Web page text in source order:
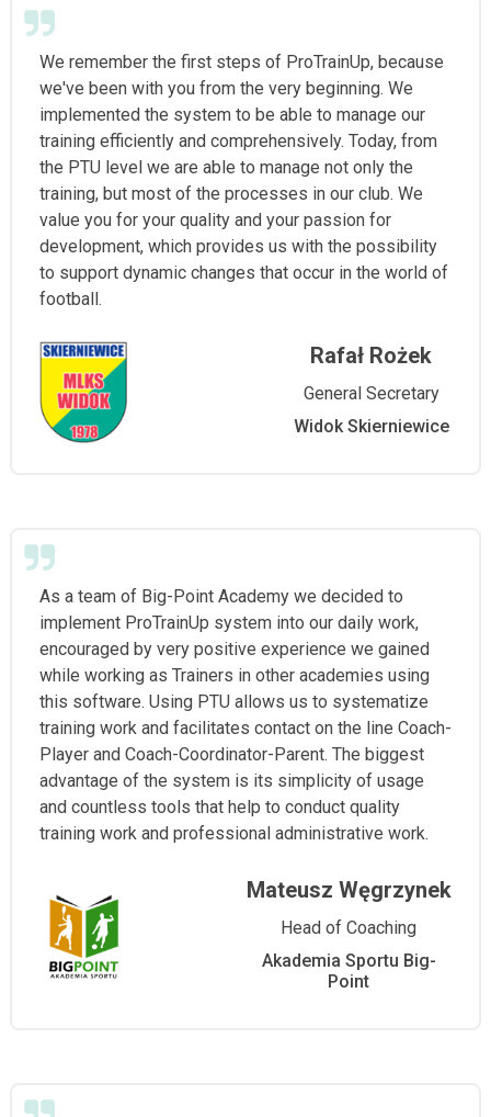
We remember the first steps of ProTrainUp, because
we've been with you from the very beginning. We
implemented the system to be able to manage our
training efficiently and comprehensively. Today, from
the PTU level we are able to manage not only the
training, but most of the processes in our club. We
value you for your quality and your passion for
development, which provides us with the possibility
to support dynamic changes that occur in the world of
football.
Rafał Rożek
General Secretary
Widok Skierniewice
As a team of Big-Point Academy we decided to
implement ProTrainUp system into our daily work,
encouraged by very positive experience we gained
while working as Trainers in other academies using
this software. Using PTU allows us to systematize
training work and facilitates contact on the line Coach-
Player and Coach-Coordinator-Parent. The biggest
advantage of the system is its simplicity of usage
and countless tools that help to conduct quality
training work and professional administrative work.
Mateusz Węgrzynek
Head of Coaching
Akademia Sportu Big-
Point